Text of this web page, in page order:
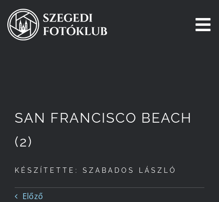
Kihagyás
Pályázatok
SAN FRANCISCO BEACH
(2)
KÉSZÍTETTE: SZABADOS LÁSZLÓ
Előző